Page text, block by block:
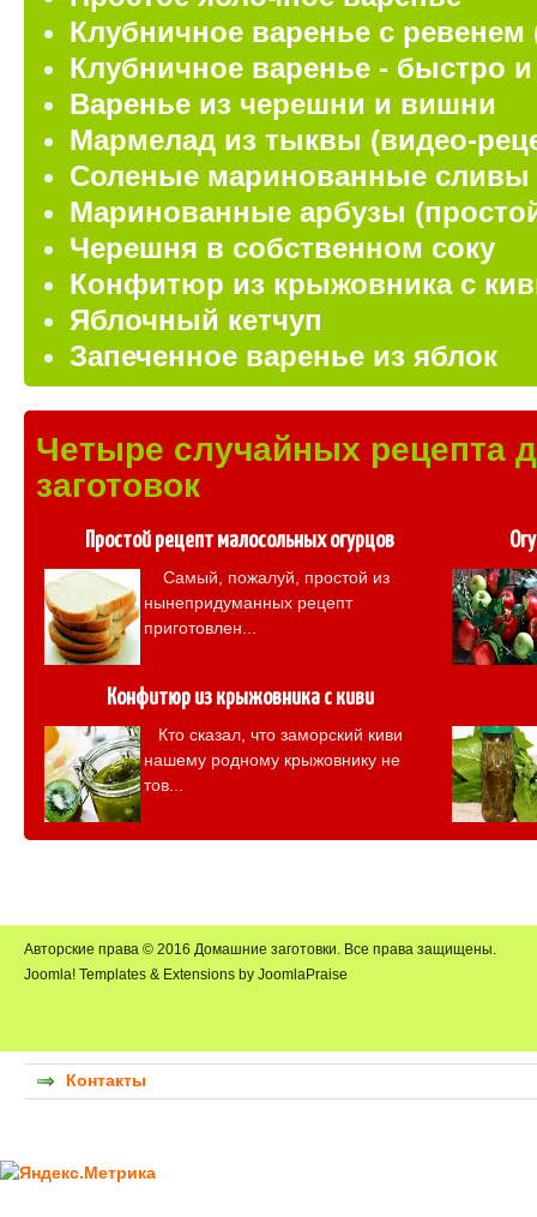
Клубничное варенье с ревенем
Клубничное варенье - быстро
Варенье из черешни и вишни
Мармелад из тыквы (видео-
Соленые маринованные сливы
Маринованные арбузы
Черешня в собственном соку
Конфитюр из крыжовника с
Яблочный кетчуп
Запеченное варенье из яблок
Четыре случайных рецепта
заготовок
Простой рецепт малосольных огурцов
Самый, пожалуй, простой из
нынепридуманных рецепт
приготовлен...
Конфитюр из крыжовника с киви
Кто сказал, что заморский киви
нашему родному крыжовнику не
тов...
Авторские права © 2016 Домашние заготовки. Все права защищены.
Joomla! Templates & Extensions by JoomlaPraise
Контакты